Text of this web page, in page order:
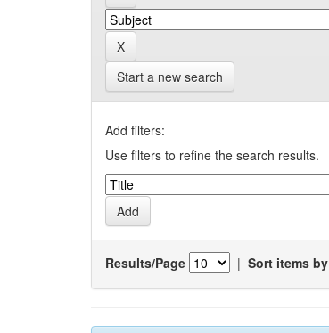
Start a new search
Add filters:
Use filters to refine the search results.
Results/Page | Sort items by